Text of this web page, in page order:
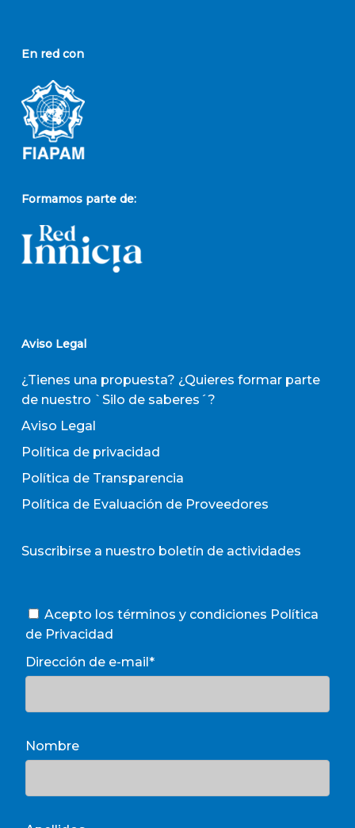
En red con
Formamos parte de:
Aviso Legal
¿Tienes una propuesta? ¿Quieres formar parte
de nuestro `Silo de saberes´?
Aviso Legal
Política de privacidad
Política de Transparencia
Política de Evaluación de Proveedores
Suscribirse a nuestro boletín de actividades
Acepto los términos y condiciones Política
de Privacidad
Dirección de e-mail*
Nombre